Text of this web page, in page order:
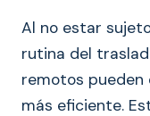
Al no estar
rutina del
remotos pueden
más eficiente.